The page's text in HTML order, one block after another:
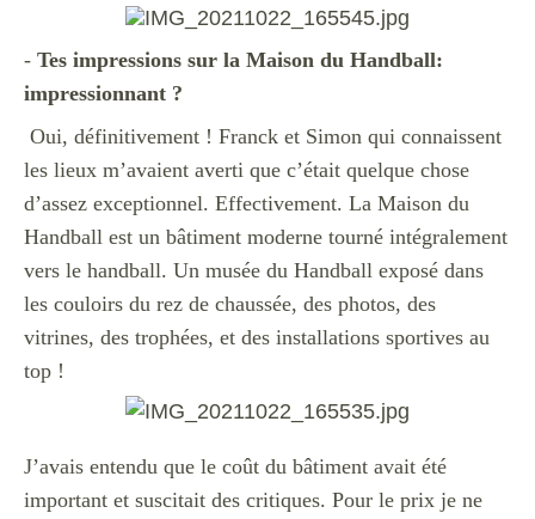
- Tes impressions sur la Maison du Handball:
impressionnant ?
Oui, définitivement ! Franck et Simon qui connaissent
les lieux m’avaient averti que c’était quelque chose
d’assez exceptionnel. Effectivement. La Maison du
Handball est un bâtiment moderne tourné intégralement
vers le handball. Un musée du Handball exposé dans
les couloirs du rez de chaussée, des photos, des
vitrines, des trophées, et des installations sportives au
top !
J’avais entendu que le coût du bâtiment avait été
important et suscitait des critiques. Pour le prix je ne